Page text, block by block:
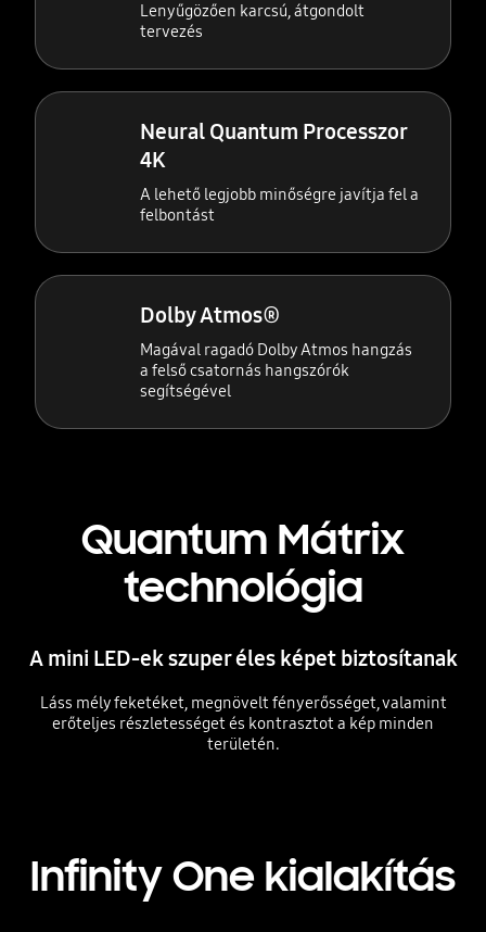
Lenyűgözően karcsú, átgondolt
tervezés
Neural Quantum Processzor
4K
A lehető legjobb minőségre javítja fel a
felbontást
Dolby Atmos®
Magával ragadó Dolby Atmos hangzás
a felső csatornás hangszórók
segítségével
Quantum Mátrix
technológia
A mini LED-ek szuper éles képet biztosítanak
Láss mély feketéket, megnövelt fényerősséget, valamint
erőteljes részletességet és kontrasztot a kép minden
területén.
Infinity One kialakítás